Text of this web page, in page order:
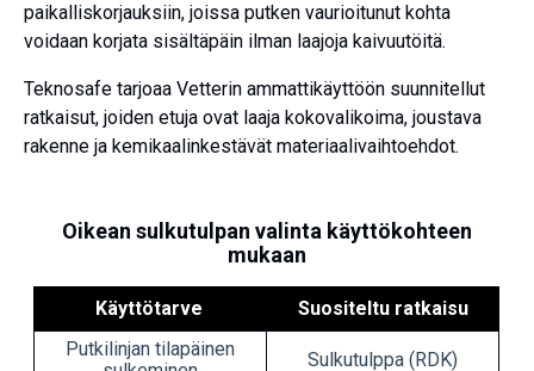
paikalliskorjauksiin, joissa putken vaurioitunut kohta
voidaan korjata sisältäpäin ilman laajoja kaivuutöitä.
Teknosafe tarjoaa Vetterin ammattikäyttöön suunnitellut
ratkaisut, joiden etuja ovat laaja kokovalikoima, joustava
rakenne ja kemikaalinkestävät materiaalivaihtoehdot.
Oikean sulkutulpan valinta käyttökohteen
mukaan
Käyttötarve
Suositeltu ratkaisu
Putkilinjan tilapäinen
Sulkutulppa (RDK)